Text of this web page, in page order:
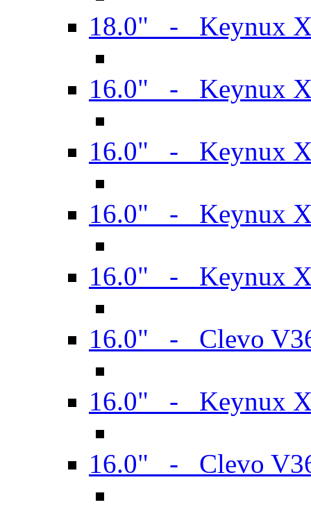
18.0" - Keynux
16.0" - Keynux
16.0" - Keynux
16.0" - Keynux
16.0" - Keynux
16.0" - Clevo
16.0" - Keynux
16.0" - Clevo